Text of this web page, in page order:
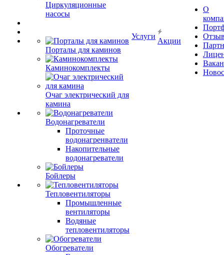
Циркуляционные
насосы
Порталы для каминов
Каминокомплекты
Очаг электрический для
камина
Водонагреватели
Проточные
водонагренватели
Накопительные
водонагреватели
Бойлеры
Тепловентиляторы
Промышленные
вентиляторы
Водяные
тепловентиляторы
Обогреватели
Услуги
Акции
О